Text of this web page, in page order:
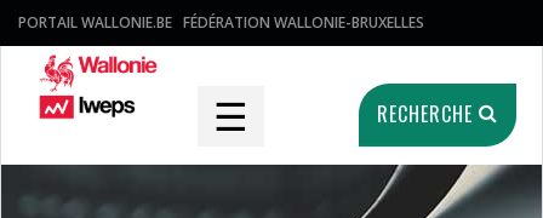
PORTAIL WALLONIE.BE FÉDÉRATION WALLONIE-BRUXELLES
☰ RECHERCHE